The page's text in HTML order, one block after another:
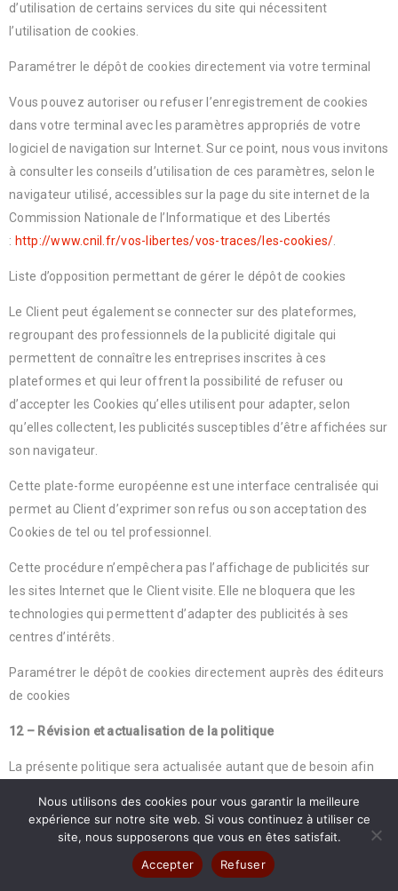
d’utilisation de certains services du site qui nécessitent
l’utilisation de cookies.
Paramétrer le dépôt de cookies directement via votre terminal
Vous pouvez autoriser ou refuser l’enregistrement de cookies
dans votre terminal avec les paramètres appropriés de votre
logiciel de navigation sur Internet. Sur ce point, nous vous invitons
à consulter les conseils d’utilisation de ces paramètres, selon le
navigateur utilisé, accessibles sur la page du site internet de la
Commission Nationale de l’Informatique et des Libertés
: http://www.cnil.fr/vos-libertes/vos-traces/les-cookies/
Liste d’opposition permettant de gérer le dépôt de cookies
Le Client peut également se connecter sur des plateformes,
regroupant des professionnels de la publicité digitale qui
permettent de connaître les entreprises inscrites à ces
plateformes et qui leur offrent la possibilité de refuser ou
d’accepter les Cookies qu’elles utilisent pour adapter, selon
qu’elles collectent, les publicités susceptibles d’être affichées sur
son navigateur.
Cette plate-forme européenne est une interface centralisée qui
permet au Client d’exprimer son refus ou son acceptation des
Cookies de tel ou tel professionnel.
Cette procédure n’empêchera pas l’affichage de publicités sur
les sites Internet que le Client visite. Elle ne bloquera que les
technologies qui permettent d’adapter des publicités à ses
centres d’intérêts.
Paramétrer le dépôt de cookies directement auprès des éditeurs
de cookies
12 – Révision et actualisation de la politique
La présente politique sera actualisée autant que de besoin afin
protection des Données. Elle sera à minima révisée tous les trois
Nous utilisons des cookies pour vous garantir la meilleure
expérience sur notre site web. Si vous continuez à utiliser ce
site, nous supposerons que vous en êtes satisfait.
Accepter
Refuser